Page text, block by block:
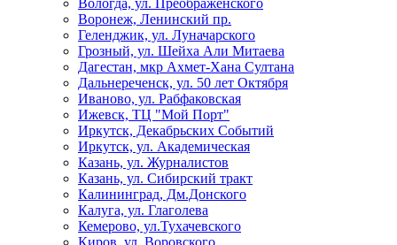
Вологда, ул. Преображенского
Воронеж, Ленинский пр.
Геленджик, ул. Луначарского
Грозный, ул. Шейха Али Митаева
Дагестан, мкр Ахмет-Хана Султана
Дальнереченск, ул. 50 лет Октября
Иваново, ул. Рабфаковская
Ижевск, ТЦ "Мой Порт"
Иркутск, Декабрьских Событий
Иркутск, ул. Академическая
Казань, ул. Журналистов
Казань, ул. Сибирский тракт
Калининград, Дм.Донского
Калуга, ул. Глаголева
Кемерово, ул.Тухачевского
Киров, ул. Воровского